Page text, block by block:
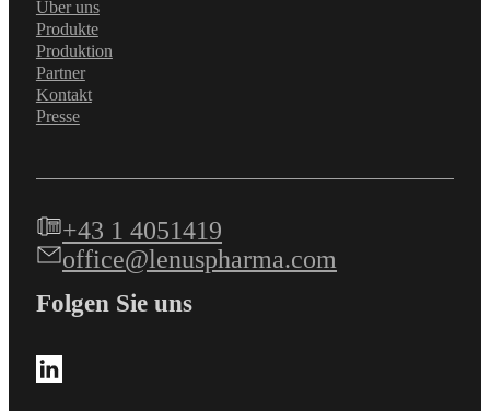
Über uns
Produkte
Produktion
Partner
Kontakt
Presse
+43 1 4051419
office@lenuspharma.com
Folgen Sie uns
Follow us on LinkedIn